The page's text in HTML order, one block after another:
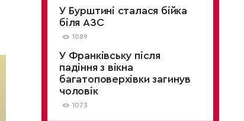
У Бурштині сталася бійка
біля АЗС
1089
У Франківську після
падіння з вікна
багатоповерхівки загинув
чоловік
1073